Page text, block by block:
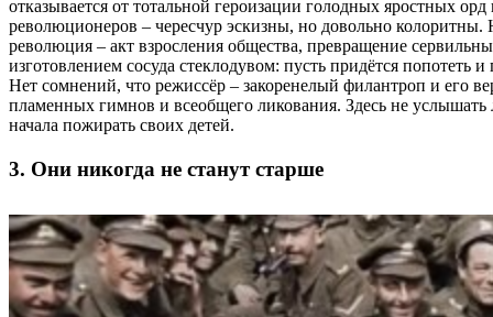
отказывается от тотальной героизации голодных яростных
революционеров – чересчур эскизны, но довольно
революция – акт взросления общества, превращение
изготовлением сосуда стеклодувом: пусть придётся
Нет сомнений, что режиссёр – закоренелый филантроп и его
пламенных гимнов и всеобщего ликования. Здесь не
начала пожирать своих детей.
3. Они никогда не станут старше